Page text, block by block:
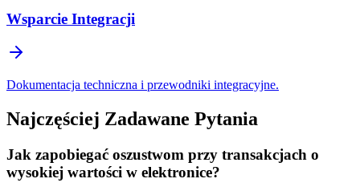
Wsparcie Integracji
Dokumentacja techniczna i przewodniki integracyjne.
Najczęściej Zadawane Pytania
Jak zapobiegać oszustwom przy transakcjach o
wysokiej wartości w elektronice?